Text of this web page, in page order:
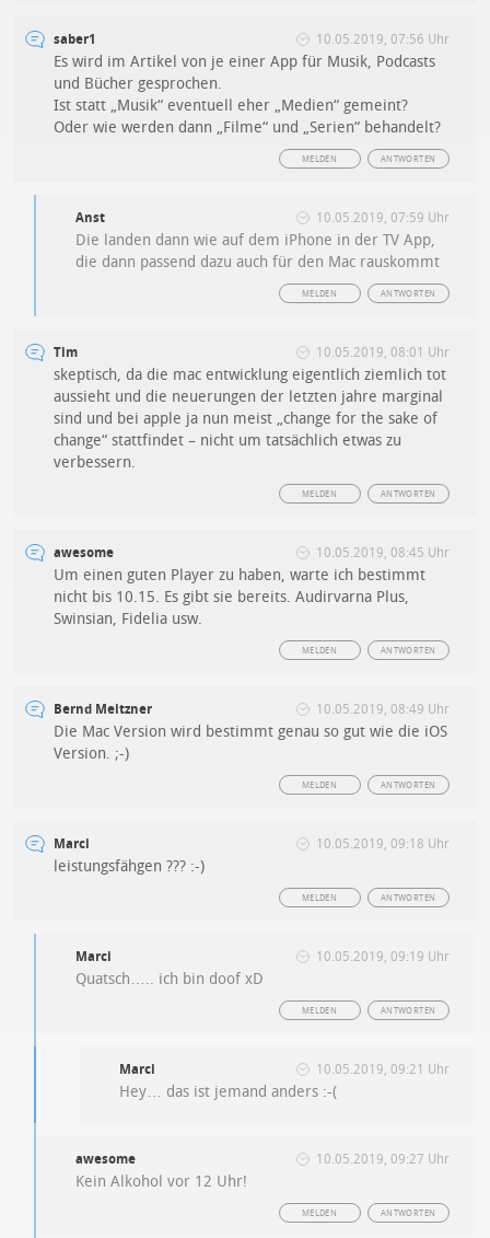
saber1 10.05.2019, 07:56 Uhr
Es wird im Artikel von je einer App für Musik, Podcasts
und Bücher gesprochen.
Ist statt „Musik“ eventuell eher „Medien“ gemeint?
Oder wie werden dann „Filme“ und „Serien“ behandelt?
ANTWORTEN
MELDEN
Anst 10.05.2019, 07:59 Uhr
Die landen dann wie auf dem iPhone in der TV App,
die dann passend dazu auch für den Mac rauskommt
ANTWORTEN
MELDEN
Tim 10.05.2019, 08:01 Uhr
skeptisch, da die mac entwicklung eigentlich ziemlich tot
aussieht und die neuerungen der letzten jahre marginal
sind und bei apple ja nun meist „change for the sake of
change“ stattfindet – nicht um tatsächlich etwas zu
verbessern.
ANTWORTEN
MELDEN
awesome 10.05.2019, 08:45 Uhr
Um einen guten Player zu haben, warte ich bestimmt
nicht bis 10.15. Es gibt sie bereits. Audirvarna Plus,
Swinsian, Fidelia usw.
ANTWORTEN
MELDEN
Bernd Meitzner 10.05.2019, 08:49 Uhr
Die Mac Version wird bestimmt genau so gut wie die iOS
Version. ;-)
ANTWORTEN
MELDEN
Marci 10.05.2019, 09:18 Uhr
leistungsfähgen ??? :-)
ANTWORTEN
MELDEN
Marci 10.05.2019, 09:19 Uhr
Quatsch….. ich bin doof xD
ANTWORTEN
MELDEN
Marci 10.05.2019, 09:21 Uhr
Hey… das ist jemand anders :-(
awesome 10.05.2019, 09:27 Uhr
Kein Alkohol vor 12 Uhr!
ANTWORTEN
MELDEN